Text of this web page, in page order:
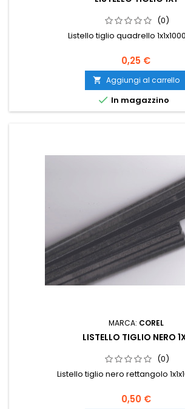
(0)
Listello tiglio quadrello
0,25 €
 Aggiungi al carrello
 In magazzino
MARCA: COREL
LISTELLO TIGLIO NERO
(0)
Listello tiglio nero rettangolo
0,50 €